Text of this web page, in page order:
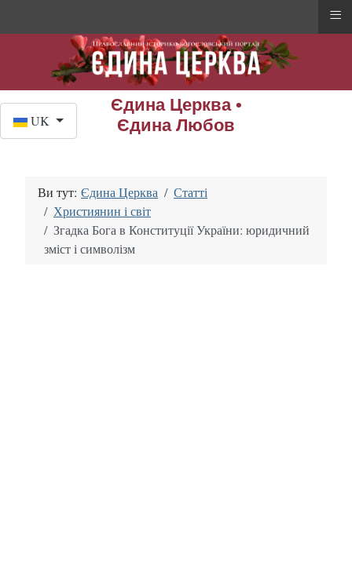
Єдина Церква •
Єдина Любов
UK
Ви тут: Єдина Церква
Статті
Християнин і світ
Згадка Бога в Конституції України: юридичний
зміст і символізм
≡